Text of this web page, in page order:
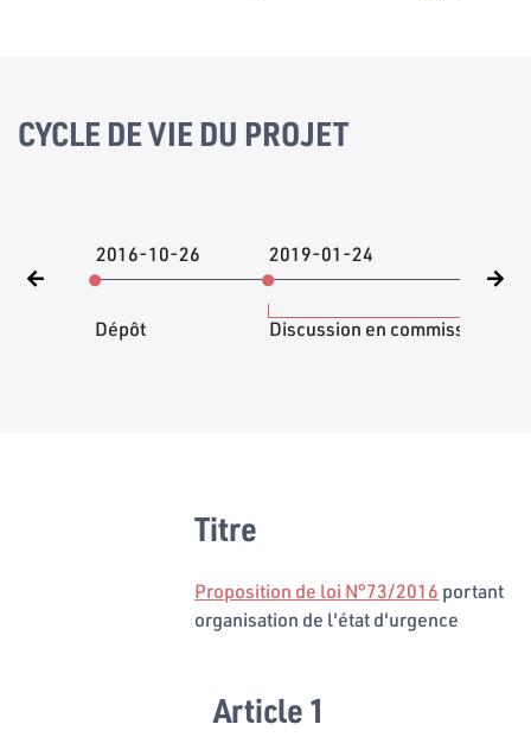
CYCLE DE VIE DU PROJET
2016-10-26
Dépôt
2019-01-24
Discussion en commission
Titre
Proposition de loi N°73/2016 portant
organisation de l'état d'urgence
Article 1